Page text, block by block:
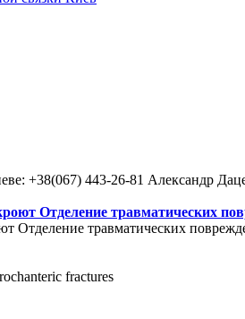
+38(067) 443-26-81 Александр
Отделение травматических
травматических
fractures